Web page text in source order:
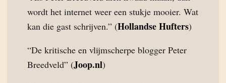
wordt het internet weer een stukje mooier. Wat
kan die gast schrijven.” (Hollandse Hufters)
“De kritische en vlijmscherpe blogger Peter
Breedveld” (Joop.nl)